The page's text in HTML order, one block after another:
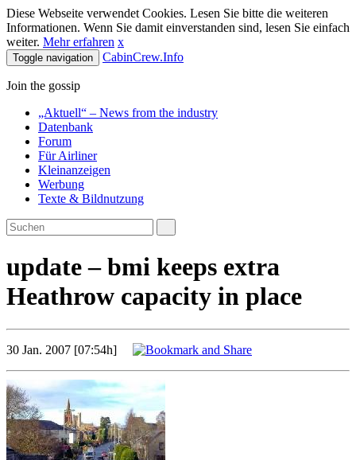
Diese Webseite verwendet Cookies. Lesen Sie bitte die weiteren
Informationen. Wenn Sie damit einverstanden sind, lesen Sie einfach
weiter. Mehr erfahren x
Toggle navigation CabinCrew.Info
Join the gossip
„Aktuell“ – News from the industry
Datenbank
Forum
Für Airliner
Kleinanzeigen
Werbung
Texte & Bildnutzung
update – bmi keeps extra
Heathrow capacity in place
30 Jan. 2007 [07:54h]